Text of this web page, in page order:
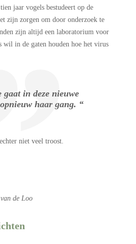
jaar vogels bestudeert op de
zijn zorgen om door onderzoek te
zijn altijd een laboratorium voor
wil in de gaten houden hoe het virus
gaat in deze nieuwe
haar gang. “
niet veel troost.
de Loo